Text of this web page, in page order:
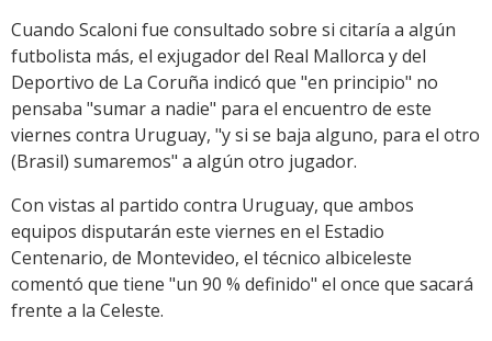
Cuando Scaloni fue consultado sobre si citaría a algún
futbolista más, el exjugador del Real Mallorca y del
Deportivo de La Coruña indicó que "en principio" no
pensaba "sumar a nadie" para el encuentro de este
viernes contra Uruguay, "y si se baja alguno, para el otro
(Brasil) sumaremos" a algún otro jugador.
Con vistas al partido contra Uruguay, que ambos
equipos disputarán este viernes en el Estadio
Centenario, de Montevideo, el técnico albiceleste
comentó que tiene "un 90 % definido" el once que sacará
frente a la Celeste.